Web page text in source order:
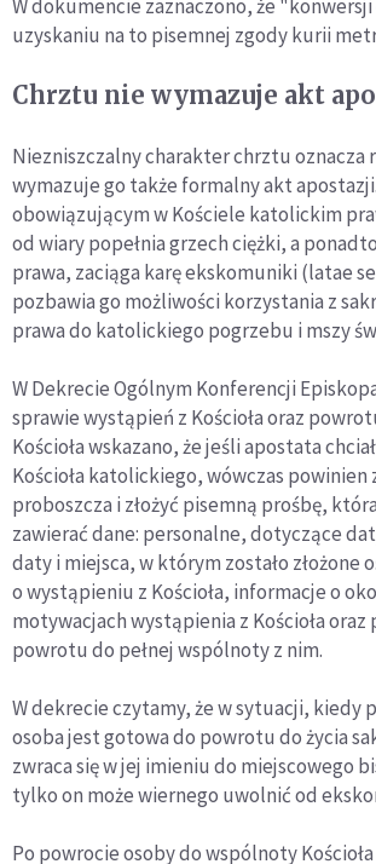
W dokumencie zaznaczono, że
uzyskaniu na to pisemnej zgody kurii
Chrztu nie wymazuje akt
Niezniszczalny charakter chrztu oznacza
wymazuje go także formalny akt
obowiązującym w Kościele katolickim
od wiary popełnia grzech ciężki, a
prawa, zaciąga karę ekskomuniki (latae
pozbawia go możliwości korzystania z
prawa do katolickiego pogrzebu i mszy
W Dekrecie Ogólnym Konferencji
sprawie wystąpień z Kościoła oraz
Kościoła wskazano, że jeśli apostata
Kościoła katolickiego, wówczas powinien
proboszcza i złożyć pisemną prośbę,
zawierać dane: personalne, dotyczące
daty i miejsca, w którym zostało złożone
o wystąpieniu z Kościoła, informacje o
motywacjach wystąpienia z Kościoła oraz
powrotu do pełnej wspólnoty z nim.
W dekrecie czytamy, że w sytuacji, kiedy
osoba jest gotowa do powrotu do życia
zwraca się w jej imieniu do miejscowego
tylko on może wiernego uwolnić od
Po powrocie osoby do wspólnoty